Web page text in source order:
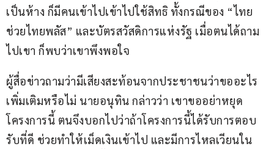
เป็นห้าง ก็มีคนเข้าไปเข้าไปใช้สิทธิ ทั้งกรณีของ “ไทย
ช่วยไทยพลัส” และบัตรสวัสดิการแห่งรัฐ เมื่อตนได้ถาม
ไปเขา ก็พบว่าเขาพึงพอใจ
ผู้สื่อข่าวถามว่ามีเสียงสะท้อนจากประชาชนว่าขออะไร
เพิ่มเติมหรือไม่ นายอนุทิน กล่าวว่า เขาขออย่าหยุด
โครงการนี้ ตนจึงบอกไปว่าถ้าโครงการนี้ได้รับการตอบ
รับที่ดี ช่วยทำให้เม็ดเงินเข้าไป และมีการไหลเวียนใน